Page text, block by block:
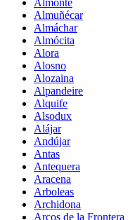
Almuñécar
Almáchar
Almócita
Alora
Alosno
Alozaina
Alpandeire
Alquife
Alsodux
Alájar
Andújar
Antas
Antequera
Aracena
Arboleas
Archidona
Arcos de la Frontera